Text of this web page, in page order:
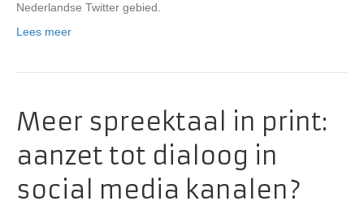
Nederlandse Twitter gebied.
Lees meer
Meer spreektaal in print:
aanzet tot dialoog in
social media kanalen?